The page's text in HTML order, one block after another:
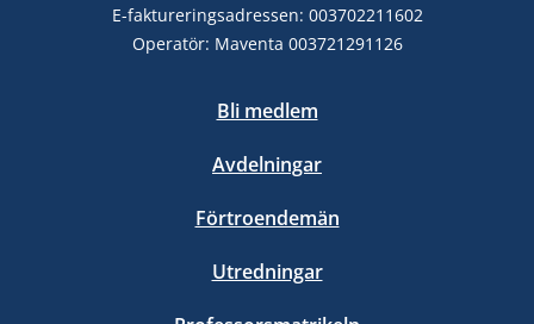
E-faktureringsadressen: 003702211602
Operatör: Maventa 003721291126
Bli medlem
Avdelningar
Förtroendemän
Utredningar